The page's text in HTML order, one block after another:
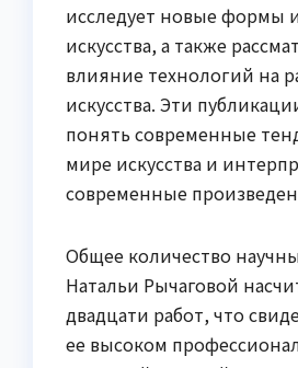
исследует новые формы
искусства, а также
влияние технологий на
искусства. Эти
понять современные
мире искусства и
современные
Общее количество
Натальи Рычаговой
двадцати работ, что
ее высоком